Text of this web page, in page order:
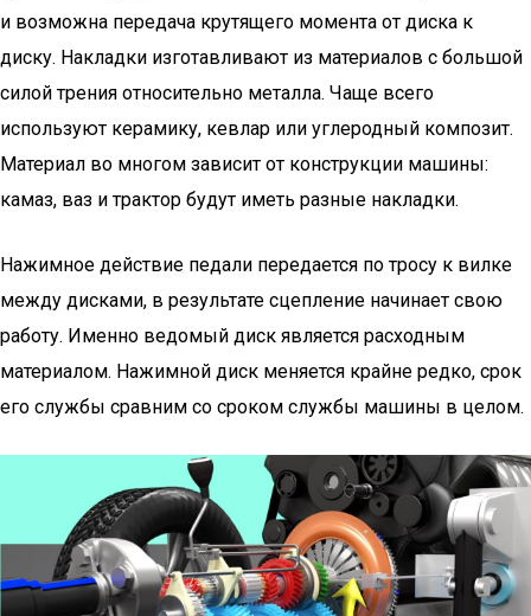
и возможна передача крутящего момента от диска к
диску. Накладки изготавливают из материалов с большой
силой трения относительно металла. Чаще всего
используют керамику, кевлар или углеродный композит.
Материал во многом зависит от конструкции машины:
камаз, ваз и трактор будут иметь разные накладки.
Нажимное действие педали передается по тросу к вилке
между дисками, в результате сцепление начинает свою
работу. Именно ведомый диск является расходным
материалом. Нажимной диск меняется крайне редко, срок
его службы сравним со сроком службы машины в целом.